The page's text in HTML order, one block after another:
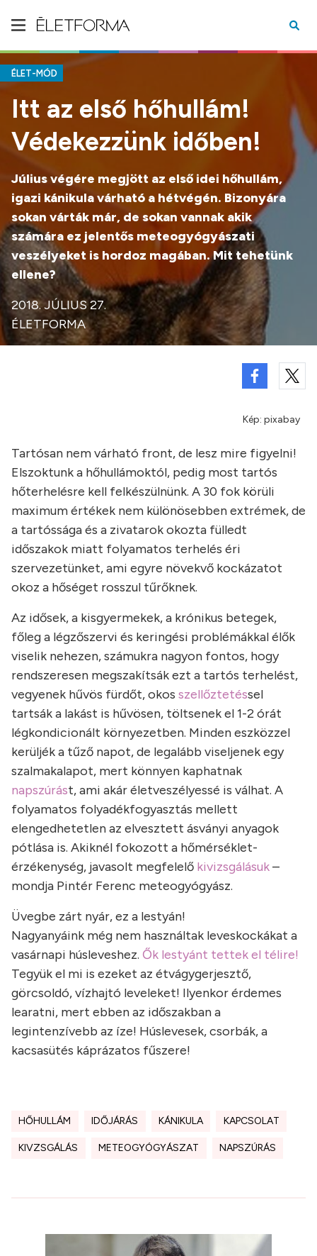
ÉLET-MÓD
Itt az első hőhullám!
Védekezzünk időben!
Július végére megjött az első idei hőhullám,
igazi kánikula várható a hétvégén. Bizonyára
sokan várták már, de sokan vannak akik
számára ez jelentős meteogyógyászati
veszélyeket is hordoz magában. Mit tehetünk
ellene?
2018. JÚLIUS 27.
ÉLETFORMA
Kép: pixabay
Tartósan nem várható front, de lesz mire figyelni!
Elszoktunk a hőhullámoktól, pedig most tartós
hőterhelésre kell felkészülnünk. A 30 fok körüli
maximum értékek nem különösebben extrémek, de
a tartóssága és a zivatarok okozta fülledt
időszakok miatt folyamatos terhelés éri
szervezetünket, ami egyre növekvő kockázatot
okoz a hőséget rosszul tűrőknek.
Az idősek, a kisgyermekek, a krónikus betegek,
főleg a légzőszervi és keringési problémákkal élők
viselik nehezen, számukra nagyon fontos, hogy
rendszeresen megszakítsák ezt a tartós terhelést,
vegyenek hűvös fürdőt, okos szellőztetéssel
tartsák a lakást is hűvösen, töltsenek el 1-2 órát
légkondicionált környezetben. Minden eszközzel
kerüljék a tűző napot, de legalább viseljenek egy
szalmakalapot, mert könnyen kaphatnak
napszúrást, ami akár életveszélyessé is válhat. A
folyamatos folyadékfogyasztás mellett
elengedhetetlen az elvesztett ásványi anyagok
pótlása is. Akiknél fokozott a hőmérséklet-
érzékenység, javasolt megfelelő kivizsgálásuk–
mondja Pintér Ferenc meteogyógyász.
Üvegbe zárt nyár, ez a lestyán!
Nagyanyáink még nem használtak leveskockákat a
vasárnapi húsleveshez. Ők lestyánt tettek el télire!
Tegyük el mi is ezeket az étvágygerjesztő,
görcsoldó, vízhajtó leveleket! Ilyenkor érdemes
learatni, mert ebben az időszakban a
legintenzívebb az íze! Húslevesek, csorbák, a
kacsasütés káprázatos fűszere!
HŐHULLÁM IDŐJÁRÁS KÁNIKULA KAPCSOLAT
KIVZSGÁLÁS METEOGYÓGYÁSZAT NAPSZÚRÁS